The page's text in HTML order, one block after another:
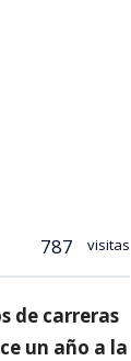
787 visitas
de carreras
un año a la